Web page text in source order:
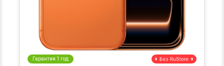
Гарантия 1 год